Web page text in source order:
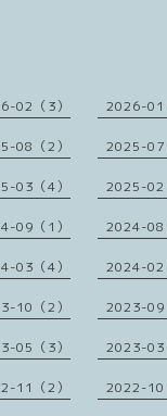
02（3） 2026-01
08（2） 2025-07
03（4） 2025-02
09（1） 2024-08
03（4） 2024-02
10（2） 2023-09
05（3） 2023-03
11（2） 2022-10